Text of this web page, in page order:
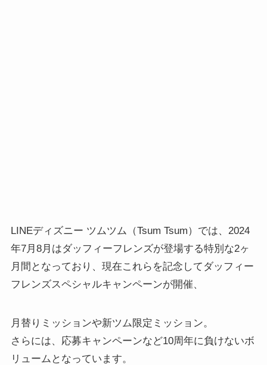
LINEディズニー ツムツム（Tsum Tsum）では、2024
年7月8月はダッフィーフレンズが登場する特別な2ヶ
月間となっており、現在これらを記念してダッフィー
フレンズスペシャルキャンペーンが開催、
月替りミッションや新ツム限定ミッション。
さらには、応募キャンペーンなど10周年に負けないボ
リュームとなっています。